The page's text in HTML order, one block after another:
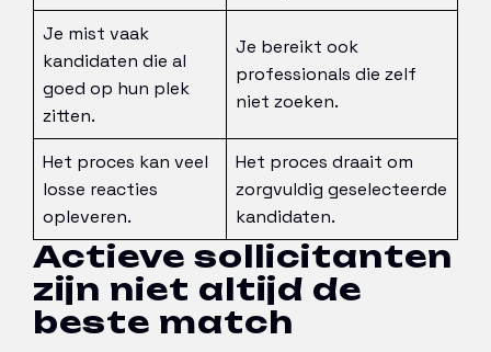
Je mist vaak
kandidaten die al
goed op hun plek
zitten.
Je bereikt ook
professionals die zelf
niet zoeken.
Het proces kan veel
losse reacties
opleveren.
Het proces draait om
zorgvuldig geselecteerde
kandidaten.
Actieve sollicitanten
zijn niet altijd de
beste match